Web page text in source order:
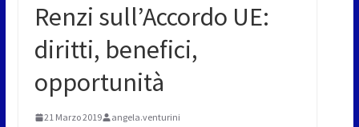
Renzi sull’Accordo UE:
diritti, benefici,
opportunità
21 Marzo 2019
angela.venturini